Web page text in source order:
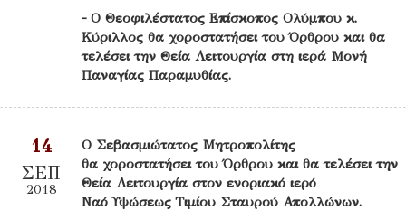
- Ο Θεοφιλέστατος Επίσκοπος Ολύμπου κ.
Κύριλλος θα χοροστατήσει του Όρθρου και θα
τελέσει την Θεία Λειτουργία στη ιερά Μονή
Παναγίας Παραμυθίας.
14
ΣΕΠ
2018
Ο Σεβασμιώτατος Μητροπολίτης
θα χοροστατήσει του Όρθρου και θα τελέσει την
Θεία Λειτουργία στον ενοριακό ιερό
Ναό Υψώσεως Τιμίου Σταυρού Απολλώνων.